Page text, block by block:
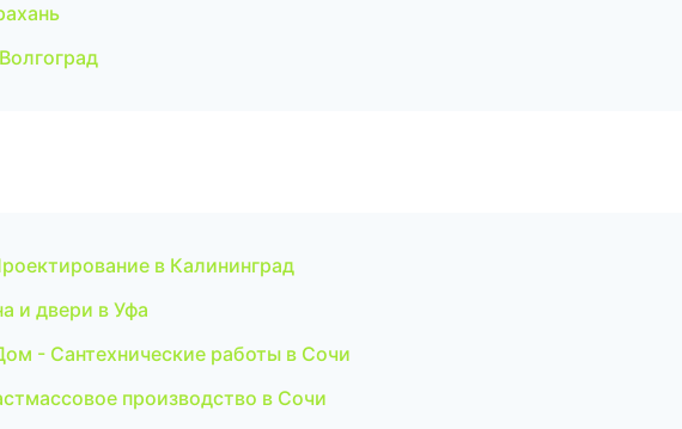
в Калининград
и двери в Уфа
- Сантехнические работы в Сочи
производство в Сочи